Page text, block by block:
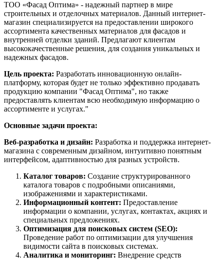
ТОО «Фасад Оптима» - надежный партнер в мире
строительных и отделочных материалов. Данный интернет-
магазин специализируется на предоставлении широкого
ассортимента качественных материалов для фасадов и
внутренней отделки зданий. Предлагают клиентам
высококачественные решения, для создания уникальных и
надежных фасадов.
Цель проекта: Разработать инновационную онлайн-
платформу, которая будет не только эффективно продавать
продукцию компании "Фасад Оптима", но также
предоставлять клиентам всю необходимую информацию о
ассортименте и услугах."
Основные задачи проекта:
Веб-разработка и дизайн: Разработка и поддержка интернет-
магазина с современным дизайном, интуитивно понятным
интерфейсом, адаптивностью для разных устройств.
Каталог товаров: Создание структурированного
каталога товаров с подробными описаниями,
изображениями и характеристиками.
Информационный контент: Предоставление
информации о компании, услугах, контактах, акциях и
специальных предложениях.
Оптимизация для поисковых систем (SEO):
Проведение работ по оптимизации для улучшения
видимости сайта в поисковых системах.
Аналитика и мониторинг: Внедрение средств